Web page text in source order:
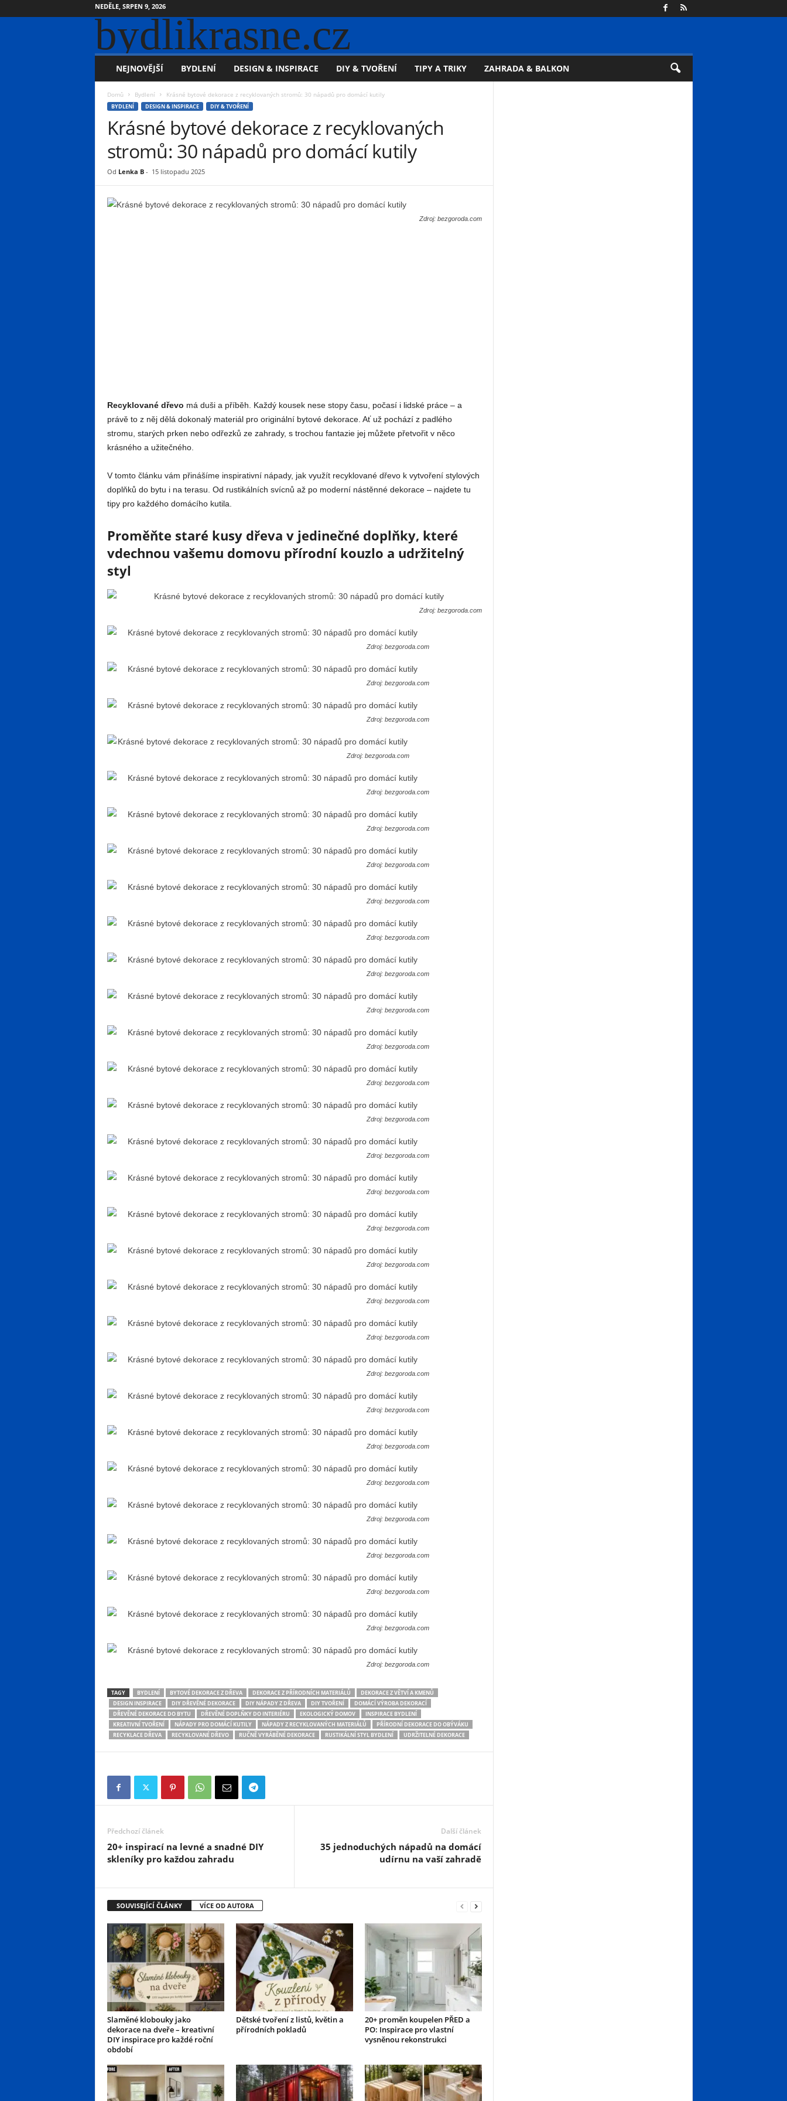
NEDĚLE, SRPEN 9, 2026
bydlikrasne.cz
NEJNOVĚJŠÍ BYDLENÍ DESIGN & INSPIRACE DIY & TVOŘENÍ TIPY A TRIKY ZAHRADA & BALKON
Domů Bydlení Krásné bytové dekorace z recyklovaných stromů: 30 nápadů pro domácí kutily
BYDLENÍ DESIGN & INSPIRACE DIY & TVOŘENÍ
Krásné bytové dekorace z recyklovaných
stromů: 30 nápadů pro domácí kutily
Od Lenka B- 15 listopadu 2025
Zdroj: bezgoroda.com
Recyklované dřevo má duši a příběh. Každý kousek nese stopy času, počasí i lidské práce – a
právě to z něj dělá dokonalý materiál pro originální bytové dekorace. Ať už pochází z padlého
stromu, starých prken nebo odřezků ze zahrady, s trochou fantazie jej můžete přetvořit v něco
krásného a užitečného.
V tomto článku vám přinášíme inspirativní nápady, jak využít recyklované dřevo k vytvoření stylových
doplňků do bytu i na terasu. Od rustikálních svícnů až po moderní nástěnné dekorace – najdete tu
tipy pro každého domácího kutila.
Proměňte staré kusy dřeva v jedinečné doplňky, které
vdechnou vašemu domovu přírodní kouzlo a udržitelný
styl
Zdroj: bezgoroda.com
Zdroj: bezgoroda.com
Zdroj: bezgoroda.com
Zdroj: bezgoroda.com
Zdroj: bezgoroda.com
Zdroj: bezgoroda.com
Zdroj: bezgoroda.com
Zdroj: bezgoroda.com
Zdroj: bezgoroda.com
Zdroj: bezgoroda.com
Zdroj: bezgoroda.com
Zdroj: bezgoroda.com
Zdroj: bezgoroda.com
Zdroj: bezgoroda.com
Zdroj: bezgoroda.com
Zdroj: bezgoroda.com
Zdroj: bezgoroda.com
Zdroj: bezgoroda.com
Zdroj: bezgoroda.com
Zdroj: bezgoroda.com
Zdroj: bezgoroda.com
Zdroj: bezgoroda.com
Zdroj: bezgoroda.com
Zdroj: bezgoroda.com
Zdroj: bezgoroda.com
Zdroj: bezgoroda.com
Zdroj: bezgoroda.com
Zdroj: bezgoroda.com
Zdroj: bezgoroda.com
Zdroj: bezgoroda.com
TAGY BYDLENÍ BYTOVÉ DEKORACE Z DŘEVA DEKORACE Z PŘÍRODNÍCH MATERIÁLŮ
DEKORACE Z VĚTVÍ A KMENŮ
DESIGN INSPIRACE
DIY DŘEVĚNÉ DEKORACE DIY NÁPADY Z DŘEVA DIY TVOŘENÍ
DOMÁCÍ VÝROBA DEKORACÍ
DŘEVĚNÉ DEKORACE DO BYTU
DŘEVĚNÉ DOPLŇKY DO INTERIÉRU EKOLOGICKÝ DOMOV
INSPIRACE BYDLENÍ
KREATIVNÍ TVOŘENÍ
NÁPADY PRO DOMÁCÍ KUTILY NÁPADY Z RECYKLOVANÝCH MATERIÁLŮ
PŘÍRODNÍ DEKORACE DO OBÝVÁKU
RECYKLACE DŘEVA
RECYKLOVANÉ DŘEVO RUČNĚ VYRÁBĚNÉ DEKORACE RUSTIKÁLNÍ STYL BYDLENÍ UDRŽITELNÉ DEKORACE
Předchozí článek
20+ inspirací na levné a snadné DIY
skleníky pro každou zahradu
Další článek
35 jednoduchých nápadů na domácí
udírnu na vaší zahradě
SOUVISEJÍCÍ ČLÁNKY VÍCE OD AUTORA
Slaměné klobouky jako
dekorace na dveře – kreativní
DIY inspirace pro každé roční
období
Dětské tvoření z listů, květin a
přírodních pokladů
20+ proměn koupelen PŘED a
PO: Inspirace pro vlastní
vysněnou rekonstrukci